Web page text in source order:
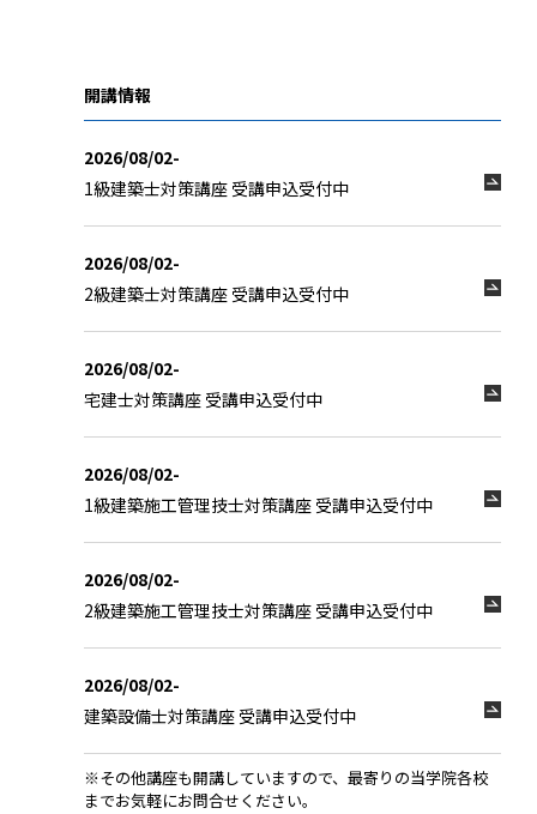
開講情報
2026/08/02-
1級建築士対策講座 受講申込受付中
2026/08/02-
2級建築士対策講座 受講申込受付中
2026/08/02-
宅建士対策講座 受講申込受付中
2026/08/02-
1級建築施工管理技士対策講座 受講申込受付中
2026/08/02-
2級建築施工管理技士対策講座 受講申込受付中
2026/08/02-
建築設備士対策講座 受講申込受付中
※その他講座も開講していますので、最寄りの当学院各校
までお気軽にお問合せください。